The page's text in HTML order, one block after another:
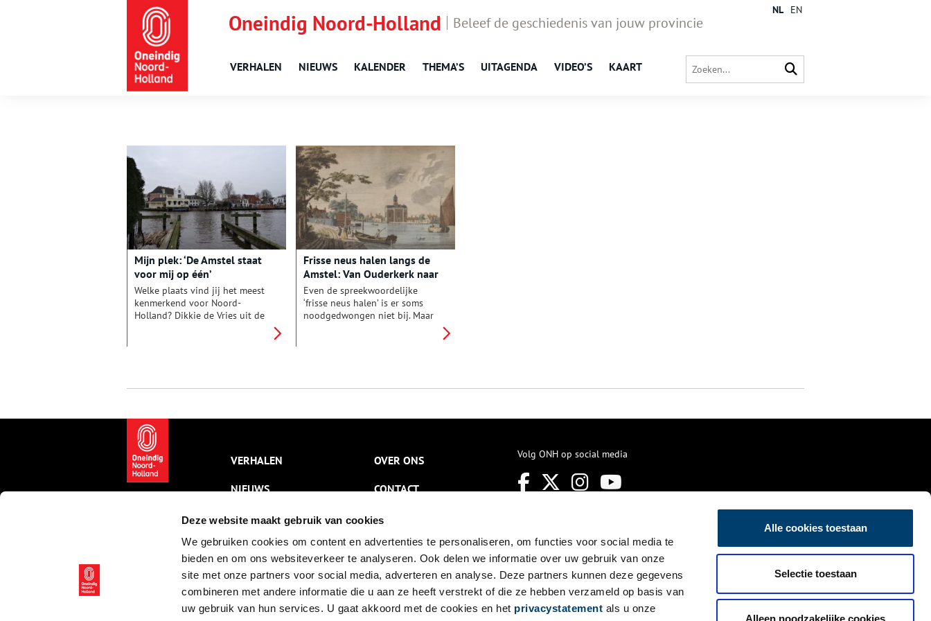
Deze website maakt gebruik van cookies
We gebruiken cookies om content en advertenties te personaliseren, om functies voor social media te
bieden en om ons websiteverkeer te analyseren. Ook delen we informatie over uw gebruik van onze
site met onze partners voor social media, adverteren en analyse. Deze partners kunnen deze gegevens
combineren met andere informatie die u aan ze heeft verstrekt of die ze hebben verzameld op basis van
uw gebruik van hun services. U gaat akkoord met de cookies en het privacystatement als u onze
Alle cookies toestaan
Selectie toestaan
Alleen noodzakelijke cookies
Oneindig Noord-Holland Beleef de geschiedenis van jouw provincie
VERHALEN NIEUWS KALENDER THEMA’S UITAGENDA VIDEO’S KAART
NL EN
Mijn plek: ‘De Amstel staat
voor mij op één’
Welke plaats vind jij het meest
kenmerkend voor Noord-
Holland? Dikkie de Vries uit de
mee langs de oevers van de
Frisse neus halen langs de
Amstel: Van Ouderkerk naar
Ouderkerk
Even de spreekwoordelijke
‘frisse neus halen’ is er soms
noodgedwongen niet bij. Maar
Pakweg tien kilometer met
VERHALEN
NIEUWS
KALENDER
THEMA’S
ACTIVITEITEN
VIDEO’S
OVER ONS
CONTACT
NIEUWSBRIEF
DISCLAIMER
PRIVACY
TOEGANKELIJKHEID
Volg ONH op social media